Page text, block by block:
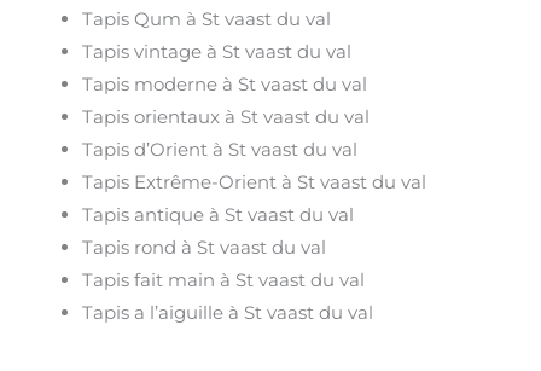
Tapis Qum à St vaast du val
Tapis vintage à St vaast du val
Tapis moderne à St vaast du val
Tapis orientaux à St vaast du val
Tapis d’Orient à St vaast du val
Tapis Extrême-Orient à St vaast du val
Tapis antique à St vaast du val
Tapis rond à St vaast du val
Tapis fait main à St vaast du val
Tapis a l’aiguille à St vaast du val